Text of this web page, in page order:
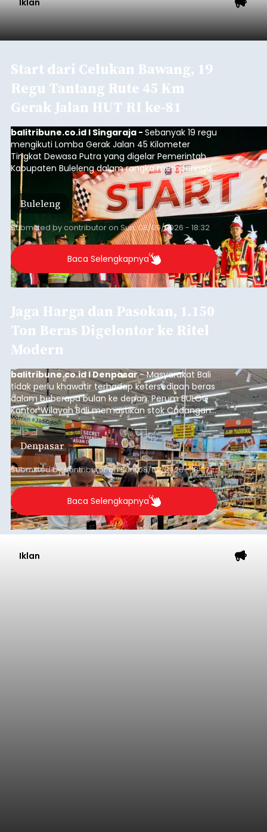
Start dari Celukan Bawang, 19
Regu Tantang Rute 45 Km
Gerak Jalan HUT RI ke-81
balitribune.co.id I Singaraja - Sebanyak 19 regu
mengikuti Lomba Gerak Jalan 45 Kilometer
Tingkat Dewasa Putra yang digelar Pemerintah
Kabupaten Buleleng dalam rangka memperingati
HUT ke-81 Kemerdekaan Republik Indonesia.
Lomba resmi dimulai dari Lapangan Sepak Bola
Desa Celukan Bawang, Sabtu (8/8/2026) malam.
Buleleng
Submitted bycontributoron Sun, 08/09/2026 - 18:32
Baca Selengkapnya
Jaga Harga dan Pasokan, 1.150
Ton Beras Digelontor ke Ritel
Modern
balitribune.co.id I Denpasar- Masyarakat Bali
tidak perlu khawatir terhadap ketersediaan beras
dalam beberapa bulan ke depan. Perum BULOG
Kantor Wilayah Bali memastikan stok Cadangan
Beras Pemerintah (CBP) masih dalam kondisi
aman, bahkan diproyeksikan mampu memenuhi
kebutuhan masyarakat hingga sekitar 10 bulan.
Denpasar
Submitted bycontributoronSun, 08/09/2026 - 18:27
Baca Selengkapnya
Iklan